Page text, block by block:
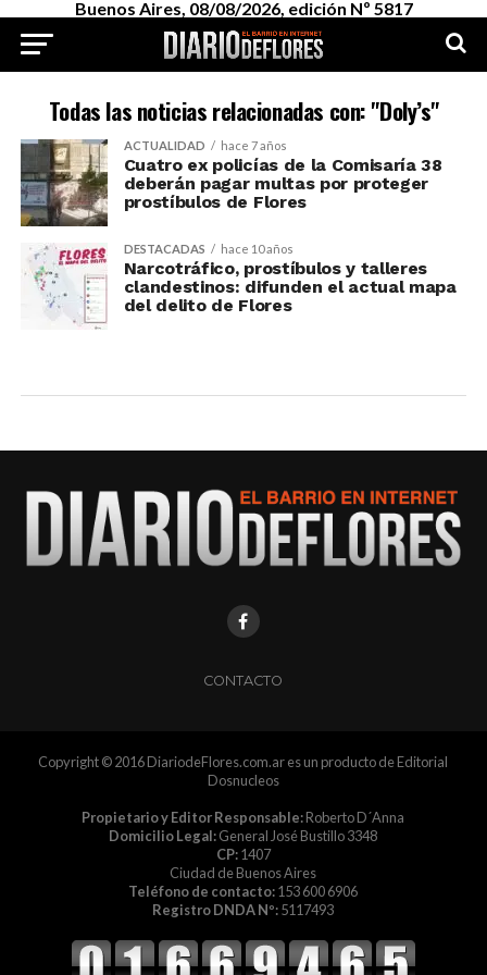
Buenos Aires, 08/08/2026, edición Nº 5817
Todas las noticias relacionadas con: "Doly’s"
ACTUALIDAD hace 7 años
Cuatro ex policías de la Comisaría 38
deberán pagar multas por proteger
prostíbulos de Flores
DESTACADAS hace 10 años
Narcotráfico, prostíbulos y talleres
clandestinos: difunden el actual mapa
del delito de Flores
CONTACTO
Copyright © 2016 DiariodeFlores.com.ar es un producto de Editorial
Dosnucleos
Propietario y Editor Responsable:Roberto D´Anna
Domicilio Legal:General José Bustillo 3348
CP:1407
Ciudad de Buenos Aires
Teléfono de contacto:153 600 6906
Registro DNDA Nº:5117493